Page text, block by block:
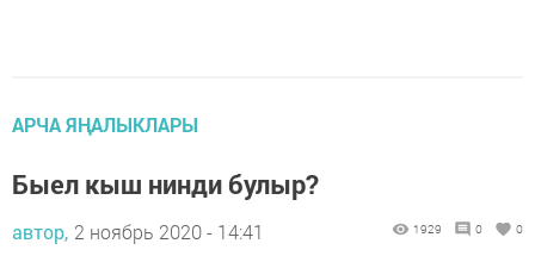
АРЧА ЯҢАЛЫКЛАРЫ
Быел кыш нинди булыр?
автор, 2 ноябрь 2020 - 14:41 1929 0 0